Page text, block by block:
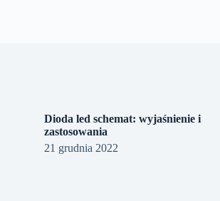
Dioda led schemat: wyjaśnienie i
zastosowania
21 grudnia 2022